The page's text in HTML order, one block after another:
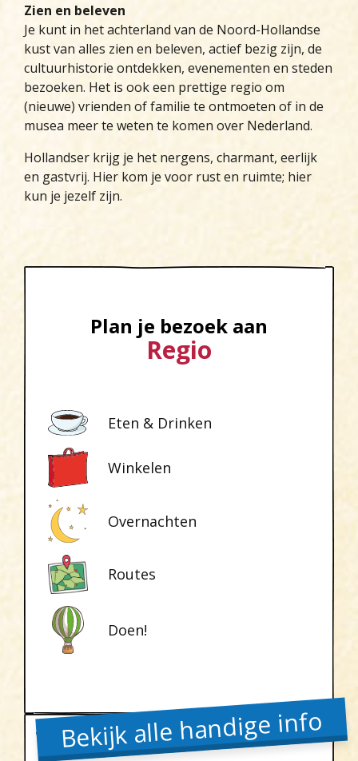
Waar
Zien en beleven
Je kunt in het achterland van de Noord-Hollandse
kust van alles zien en beleven, actief bezig zijn, de
cultuurhistorie ontdekken, evenementen en steden
bezoeken. Het is ook een prettige regio om
(nieuwe) vrienden of familie te ontmoeten of in de
musea meer te weten te komen over Nederland.
Hollandser krijg je het nergens, charmant, eerlijk
en gastvrij. Hier kom je voor rust en ruimte; hier
kun je jezelf zijn.
Plan je bezoek aan
Regio
Eten & Drinken
Winkelen
Overnachten
Routes
Doen!
Bekijk alle handige info